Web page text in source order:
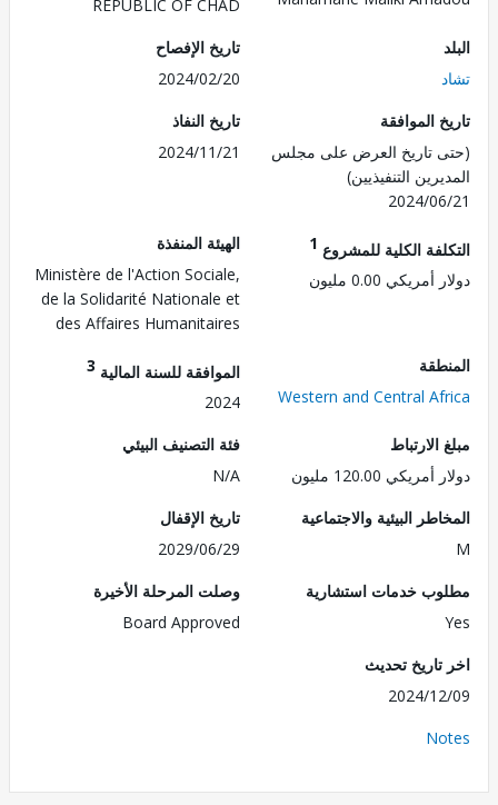
REPUBLIC OF CHAD
تاريخ الإفصاح
2024/02/20
الموافقة
تاريخ العرض على مجلس
التنفيذيين)
2024/
تاريخ النفاذ
2024/11/21
الكلية للمشروع1
0.00 مليون
الهيئة المنفذة
Ministère de l'Action Sociale,
de la Solidarité Nationale et
des Affaires Humanitaires
Western and Central
الموافقة للسنة المالية3
2024
120.00 مليون
فئة التصنيف البيئي
N/A
البيئية والاجتماعية
تاريخ الإقفال
2029/06/29
خدمات استشارية
وصلت المرحلة الأخيرة
Board Approved
تحديث
2024/